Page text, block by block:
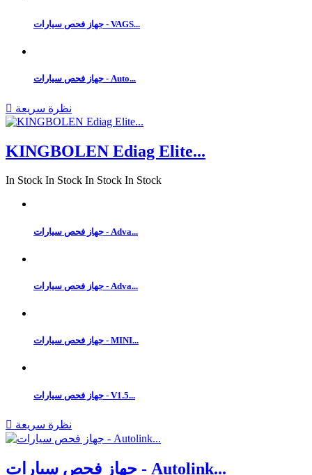
جهاز فحص سيارات - VAGS...
جهاز فحص سيارات - Auto...
 نظرة سريعة
KINGBOLEN Ediag Elite...
In Stock In Stock In Stock In Stock
جهاز فحص سيارات - Adva...
جهاز فحص سيارات - Adva...
جهاز فحص سيارات - MINI...
جهاز فحص سيارات - V1.5...
 نظرة سريعة
جهاز فحص سيارات - Autolink...